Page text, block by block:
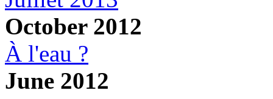
October 2012
À l'eau ?
June 2012